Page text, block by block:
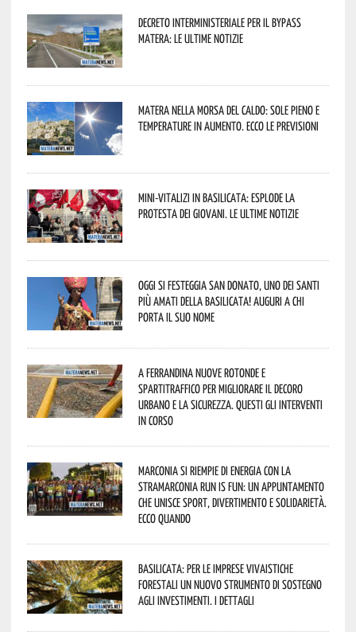
Decreto interministeriale per il Bypass
Matera: le ultime notizie
Matera nella morsa del caldo: sole pieno e
temperature in aumento. Ecco le previsioni
Mini-vitalizi in Basilicata: esplode la
protesta dei giovani. Le ultime notizie
Oggi si festeggia San Donato, uno dei Santi
più amati della Basilicata! Auguri a chi
porta il suo nome
A Ferrandina nuove rotonde e
spartitraffico per migliorare il decoro
urbano e la sicurezza. Questi gli interventi
in corso
Marconia si riempie di energia con la
StraMarconia Run is Fun: un appuntamento
che unisce sport, divertimento e solidarietà.
Ecco quando
Basilicata: per le imprese vivaistiche
forestali un nuovo strumento di sostegno
agli investimenti. I dettagli